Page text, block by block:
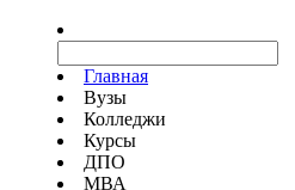
Главная
Вузы
Колледжи
Курсы
ДПО
МВА